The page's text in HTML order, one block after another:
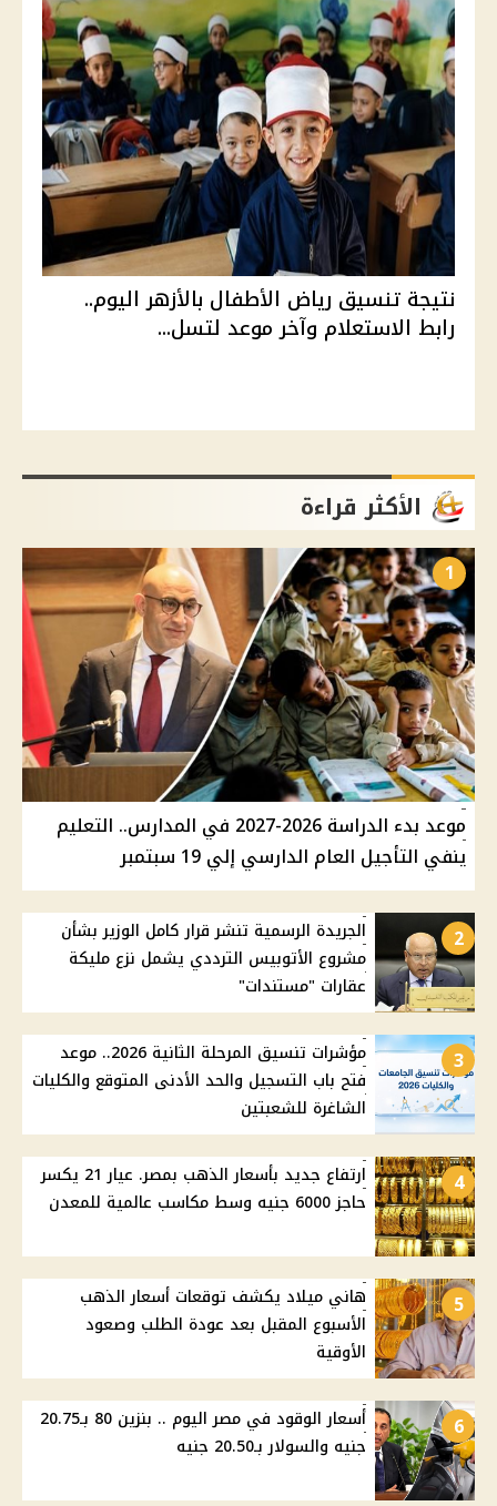
نتيجة تنسيق رياض الأطفال بالأزهر اليوم..
رابط الاستعلام وآخر موعد لتسل...
الأكثر قراءة
1
موعد بدء الدراسة 2026-2027 في المدارس.. التعليم
ينفي التأجيل العام الدارسي إلي 19 سبتمبر
2
الجريدة الرسمية تنشر قرار كامل الوزير بشأن
مشروع الأتوبيس الترددي يشمل نزع مليكة
عقارات "مستندات"
3
مؤشرات تنسيق المرحلة الثانية 2026.. موعد
فتح باب التسجيل والحد الأدنى المتوقع والكليات
الشاغرة للشعبتين
4
ارتفاع جديد بأسعار الذهب بمصر. عيار 21 يكسر
حاجز 6000 جنيه وسط مكاسب عالمية للمعدن
5
هاني ميلاد يكشف توقعات أسعار الذهب
الأسبوع المقبل بعد عودة الطلب وصعود
الأوقية
6
أسعار الوقود في مصر اليوم .. بنزين 80 بـ20.75
جنيه والسولار بـ20.50 جنيه